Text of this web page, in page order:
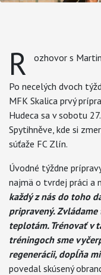
R ozhovor s
Po necelých dvoch
MFK Skalica prvý
Hudeca sa v sobotu
Spytihněve, kde si
súťaže FC Zlín.
Úvodné týždne
najmä o tvrdej práci a
každý z nás do toho
pripravený.
teplotám. Trénovať v
tréningoch sme
regenerácii, dopĺňa
povedal skúsený